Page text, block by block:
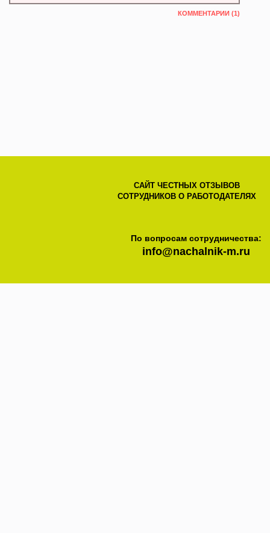
КОММЕНТАРИИ (1)
САЙТ ЧЕСТНЫХ ОТЗЫВОВ
СОТРУДНИКОВ О РАБОТОДАТЕЛЯХ
По вопросам сотрудничества:
info@nachalnik-m.ru